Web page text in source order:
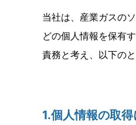
当社は、産業ガスの
どの個人情報を保有
責務と考え、以下の
1.個人情報の取